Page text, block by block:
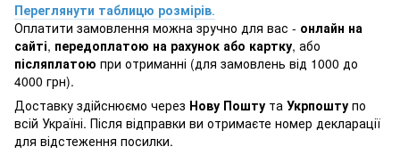
Переглянути таблицю розмірів.
Оплатити замовлення можна зручно для вас - онлайн на
сайті, передоплатою на рахунок або картку, або
післяплатою при отриманні (для замовлень від 1000 до
4000 грн).
Доставку здійснюємо через Нову Пошту та Укрпошту по
всій Україні. Після відправки ви отримаєте номер декларації
для відстеження посилки.